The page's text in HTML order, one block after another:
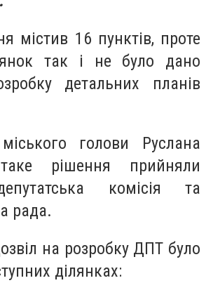
містив 16 пунктів, проте
так і не було дано
детальних планів
голови Руслана
рішення прийняли
комісія та
рада.
на розробку ДПТ було
ділянках: